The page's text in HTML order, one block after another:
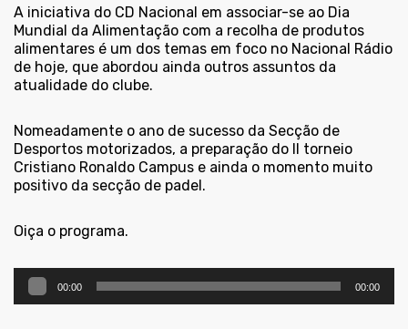
A iniciativa do CD Nacional em associar-se ao Dia
Mundial da Alimentação com a recolha de produtos
alimentares é um dos temas em foco no Nacional Rádio
de hoje, que abordou ainda outros assuntos da
atualidade do clube.
Nomeadamente o ano de sucesso da Secção de
Desportos motorizados, a preparação do II torneio
Cristiano Ronaldo Campus e ainda o momento muito
positivo da secção de padel.
Oiça o programa.
Reprodutor
de
00:00 00:00